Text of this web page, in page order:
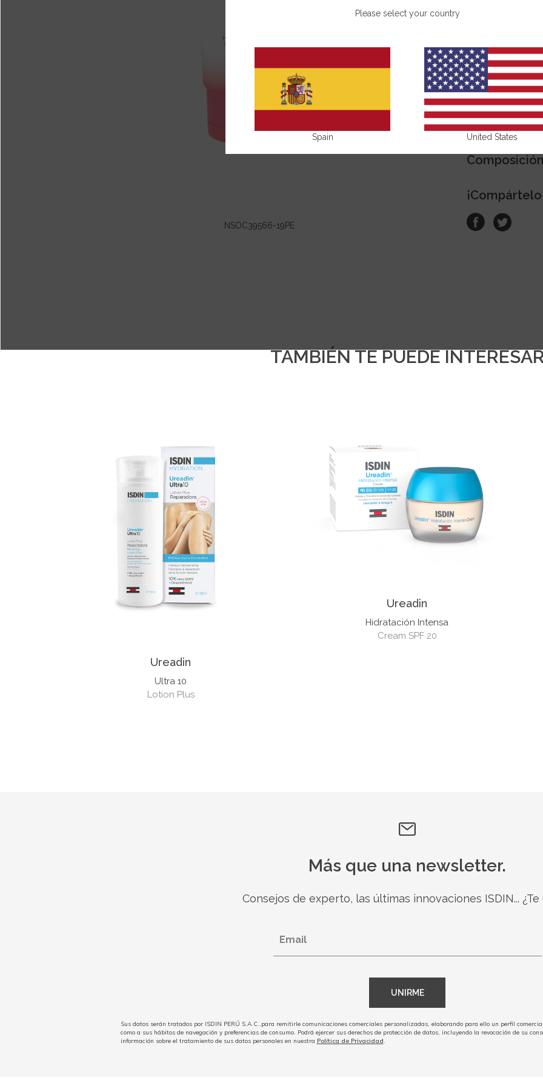
NSOC39566-19PE
Beneficios
Modo de
TAMBIÉN TE PUEDE
Ureadin
Ultra 10
Lotion Plus
Ureadin
Hidratación Intensa
Cream SPF 20
Más que una newsletter.
Consejos de experto, las últimas innovaciones ISDIN... ¿Te
Email
UNIRME
Sus datos serán tratados por ISDIN PERÚ S.A.C.,para remitirle comunicaciones comerciales personalizadas, elaborando para ello un perfil
como a sus hábitos de navegación y preferencias de consumo. Podrá ejercer sus derechos de protección de datos, incluyendo la revocación de su
información sobre el tratamiento de sus datos personales en nuestra Política de Privacidad.
Please select your country
Spain United States